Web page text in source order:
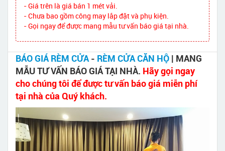
- Giá trên là giá bán 1 mét vải.
- Chưa bao gồm công may lắp đặt và phụ kiện.
- Gọi ngay để được mang mẫu tư vấn báo giá tại nhà.
BÁO GIÁ RÈM CỬA- RÈM CỬA CĂN HỘ | MANG
MẪU TƯ VẤN BÁO GIÁ TẠI NHÀ. Hãy gọi ngay
cho chúng tôi để được tư vấn báo giá miễn phí
tại nhà của Quý khách.